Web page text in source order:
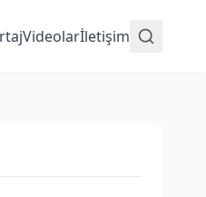
Videolarİletişim